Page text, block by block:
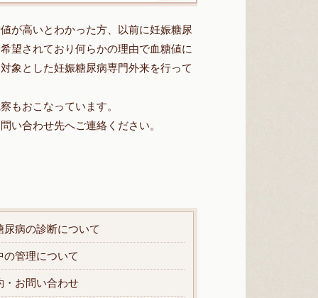
が高いとわかった方、以前に妊娠糖尿
望されており何らかの理由で血糖値に
象とした妊娠糖尿病専門外来を行って
もおこなっています。
い合わせ先へご連絡ください。
尿病の診断について
の管理について
・お問い合わせ